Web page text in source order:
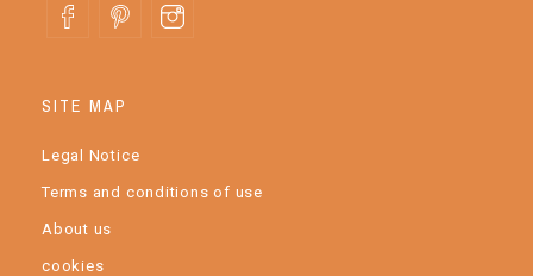
SITE MAP
Legal Notice
Terms and conditions of use
About us
cookies